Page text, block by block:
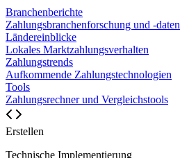
Branchenberichte
Zahlungsbranchenforschung und -daten
Ländereinblicke
Lokales Marktzahlungsverhalten
Zahlungstrends
Aufkommende Zahlungstechnologien
Tools
Zahlungsrechner und Vergleichstools
Erstellen
Technische Implementierung